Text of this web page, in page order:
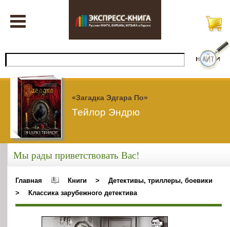
«Загадка Эдгара По»
Тейлор Эндрю
Мы рады приветствовать Вас!
Главная Книги >
Детективы, триллеры, боевики
>
Классика зарубежного детектива